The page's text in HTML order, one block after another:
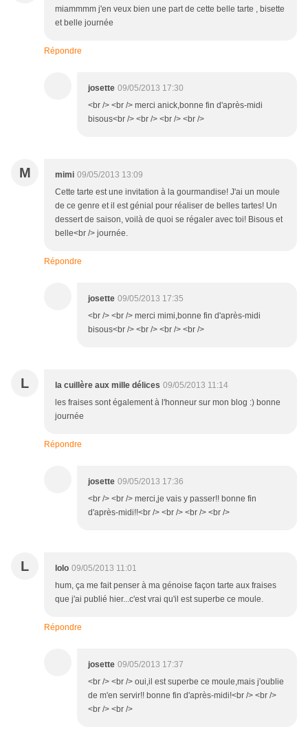
miammmm j'en veux bien une part de cette belle tarte , bisette
et belle journée
Répondre
josette 09/05/2013 17:30
<br /> <br /> merci anick,bonne fin d'après-midi
bisous<br /> <br /> <br /> <br />
M mimi 09/05/2013 13:09
Cette tarte est une invitation à la gourmandise! J'ai un moule
de ce genre et il est génial pour réaliser de belles tartes! Un
dessert de saison, voilà de quoi se régaler avec toi! Bisous et
belle<br /> journée.
Répondre
josette 09/05/2013 17:35
<br /> <br /> merci mimi,bonne fin d'après-midi
bisous<br /> <br /> <br /> <br />
L la cuillère aux mille délices 09/05/2013 11:14
les fraises sont également à l'honneur sur mon blog :) bonne
journée
Répondre
josette 09/05/2013 17:36
<br /> <br /> merci,je vais y passer!! bonne fin
d'après-midi!!<br /> <br /> <br /> <br />
L lolo 09/05/2013 11:01
hum, ça me fait penser à ma génoise façon tarte aux fraises
que j'ai publié hier...c'est vrai qu'il est superbe ce moule.
Répondre
josette 09/05/2013 17:37
<br /> <br /> oui,il est superbe ce moule,mais j'oublie
de m'en servir!! bonne fin d'après-midi!<br /> <br />
<br /> <br />